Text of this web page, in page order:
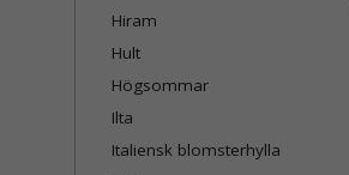
Hiram
Hult
Högsommar
Ilta
Italiensk blomsterhylla